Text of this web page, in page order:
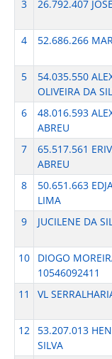
3 26.792.407
4
52.686.266
5
54.035.550
OLIVEIRA DA
6
48.016.593
ABREU
7
65.517.561
ABREU
8
50.651.663
LIMA
9
JUCILENE DA
10
DIOGO
10546092411
11
VL
12
53.207.013
SILVA